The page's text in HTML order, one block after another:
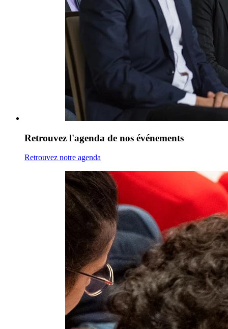
Retrouvez l'agenda de nos événements
Retrouvez notre agenda